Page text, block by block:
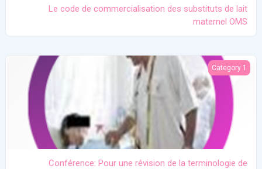
Le code de commercialisation des substituts de lait
maternel OMS
une révision de la terminologie de l'allaitement. Pr Djamil Lebane
Category 1
Conférence: Pour une révision de la terminologie de